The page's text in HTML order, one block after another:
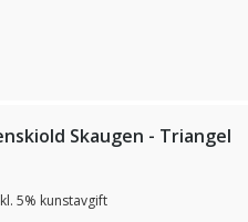
Skaugen - Triangel
5% kunstavgift